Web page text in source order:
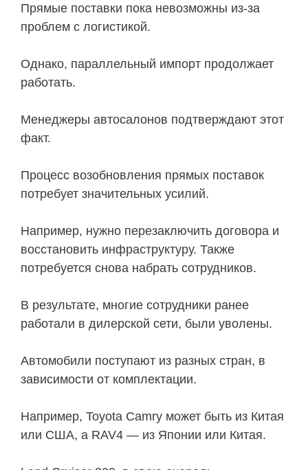
Прямые поставки пока невозможны из-за
проблем с логистикой.
Однако, параллельный импорт продолжает
работать.
Менеджеры автосалонов подтверждают этот
факт.
Процесс возобновления прямых поставок
потребует значительных усилий.
Например, нужно перезаключить договора и
восстановить инфраструктуру. Также
потребуется снова набрать сотрудников.
В результате, многие сотрудники ранее
работали в дилерской сети, были уволены.
Автомобили поступают из разных стран, в
зависимости от комплектации.
Например, Toyota Camry может быть из Китая
или США, а RAV4 — из Японии или Китая.